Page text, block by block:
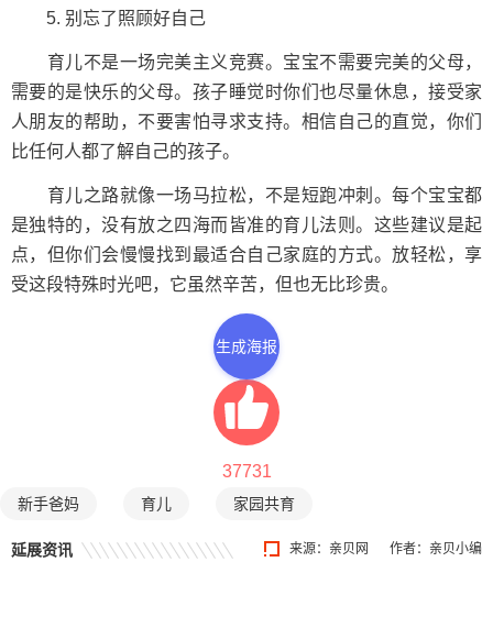
5. 别忘了照顾好自己
育儿不是一场完美主义竞赛。宝宝不需要完美的父母，
需要的是快乐的父母。孩子睡觉时你们也尽量休息，接受家
人朋友的帮助，不要害怕寻求支持。相信自己的直觉，你们
比任何人都了解自己的孩子。
育儿之路就像一场马拉松，不是短跑冲刺。每个宝宝都
是独特的，没有放之四海而皆准的育儿法则。这些建议是起
点，但你们会慢慢找到最适合自己家庭的方式。放轻松，享
受这段特殊时光吧，它虽然辛苦，但也无比珍贵。
生成海报
37731
新手爸妈 育儿 家园共育
来源： 亲贝网 作者：亲贝小编
延展资讯